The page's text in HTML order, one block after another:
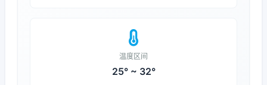
温度区间
25° ~ 32°